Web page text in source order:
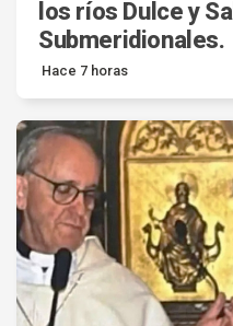
los ríos Dulce y
Submeridionales.
Hace 7 horas